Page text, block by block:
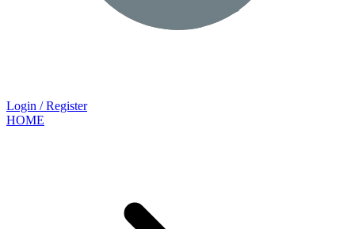
Login / Register
HOME